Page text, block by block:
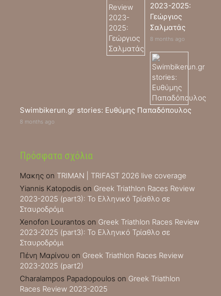
2023-2025:
Γεώργιος
Σαλματάς
8 months ago
Swimbikerun.gr stories: Ευθύμης Παπαδόπουλος
8 months ago
Πρόσφατα σχόλια
Μακης on TRIMAN | TRIFAST 2026 live coverage
Yiannis Katopodis on Greek Triathlon Races Review
2023-2025 (part3): Το Ελληνικό Τρίαθλο σε
Σταυροδρόμι
Xenofon Lourantos on Greek Triathlon Races Review
2023-2025 (part3): Το Ελληνικό Τρίαθλο σε
Σταυροδρόμι
Πένη Μαρίνου on Greek Triathlon Races Review
2023-2025 (part2)
Charalampos Papadopoulos on Greek Triathlon
Races Review 2023-2025